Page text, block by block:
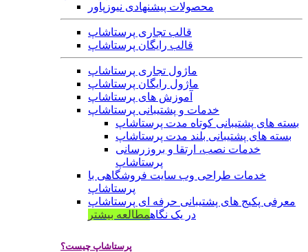
محصولات پیشنهادی نیوزپاور
قالب تجاری پرستاشاپ
قالب رایگان پرستاشاپ
ماژول تجاری پرستاشاپ
ماژول رایگان پرستاشاپ
آموزش های پرستاشاپ
خدمات و پشتیبانی پرستاشاپ
بسته های پشتیبانی کوتاه مدت پرستاشاپ
بسته های پشتیبانی بلند مدت پرستاشاپ
خدمات نصب، ارتقا و بروزرسانی
پرستاشاپ
خدمات طراحی وب سایت فروشگاهی با
پرستاشاپ
معرفی پکیج های پشتیبانی حرفه ای پرستاشاپ
در یک نگاهمطالعه بیشتر
پرستاشاپ چیست؟